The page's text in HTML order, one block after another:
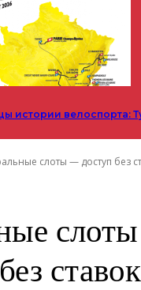
истории велоспорта:
слоты — доступ без
ставок